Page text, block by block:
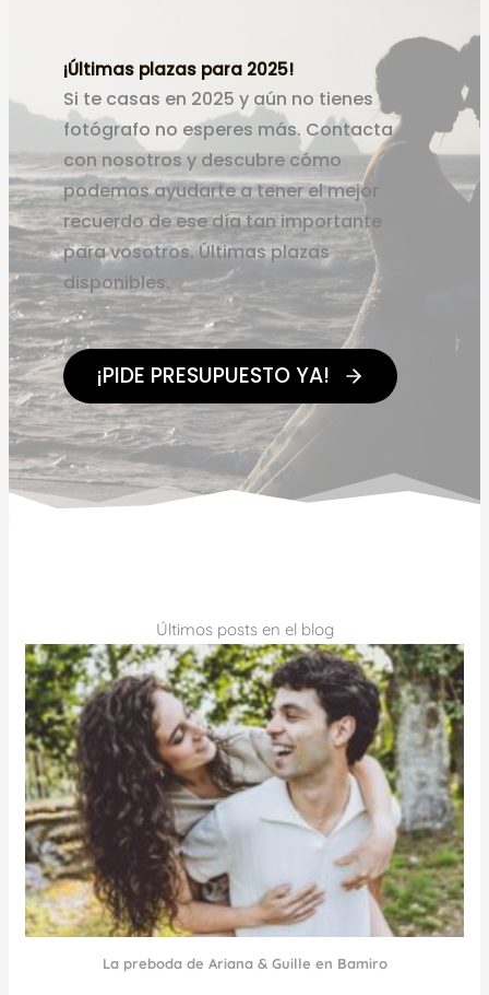
¡Últimas plazas para 2025!
Si te casas en 2025 y aún no tienes
fotógrafo no esperes más. Contacta
con nosotros y descubre cómo
podemos ayudarte a tener el mejor
recuerdo de ese día tan importante
para vosotros. Últimas plazas
disponibles.
¡PIDE PRESUPUESTO YA!
Últimos posts en el blog
La preboda de Ariana & Guille en Bamiro